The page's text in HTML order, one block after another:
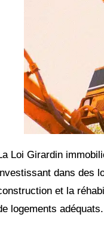
Loi Girardin
dans des
et la
logements adéquats.